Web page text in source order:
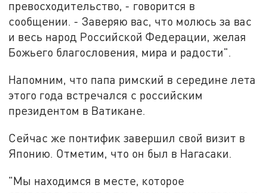
превосходительство, - говорится в
сообщении. - Заверяю вас, что молюсь за вас
и весь народ Российской Федерации, желая
Божьего благословения, мира и радости".
Напомним, что папа римский в середине лета
этого года встречался с российским
президентом в Ватикане.
Сейчас же понтифик завершил свой визит в
Японию. Отметим, что он был в Нагасаки.
"Мы находимся в месте, которое